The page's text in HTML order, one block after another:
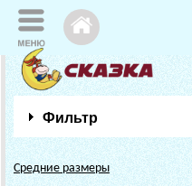
Фильтр
Средние размеры